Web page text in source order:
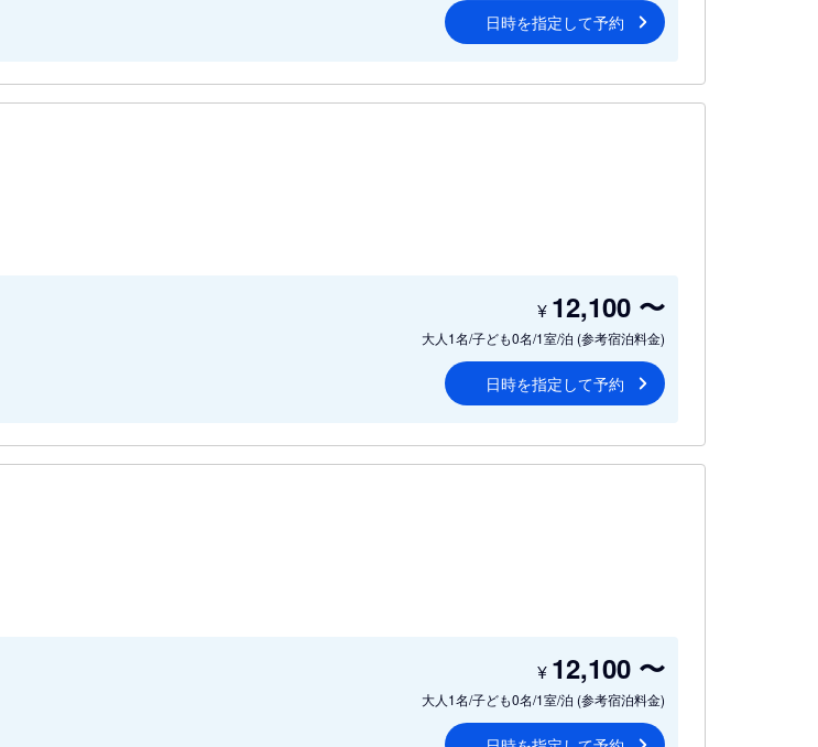
日時を指定して予約
大人1名/子ども0名/1室/泊 (参考宿泊料金)
¥ 12,100 〜
日時を指定して予約
大人1名/子ども0名/1室/泊 (参考宿泊料金)
¥ 12,100 〜